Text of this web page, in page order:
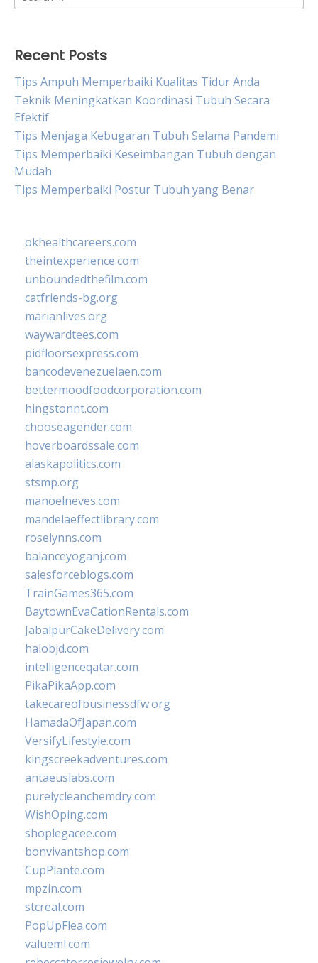
for:
Recent Posts
Tips Ampuh Memperbaiki Kualitas Tidur Anda
Teknik Meningkatkan Koordinasi Tubuh Secara
Efektif
Tips Menjaga Kebugaran Tubuh Selama Pandemi
Tips Memperbaiki Keseimbangan Tubuh dengan
Mudah
Tips Memperbaiki Postur Tubuh yang Benar
okhealthcareers.com
theintexperience.com
unboundedthefilm.com
catfriends-bg.org
marianlives.org
waywardtees.com
pidfloorsexpress.com
bancodevenezuelaen.com
bettermoodfoodcorporation.com
hingstonnt.com
chooseagender.com
hoverboardssale.com
alaskapolitics.com
stsmp.org
manoelneves.com
mandelaeffectlibrary.com
roselynns.com
balanceyoganj.com
salesforceblogs.com
TrainGames365.com
BaytownEvaCationRentals.com
JabalpurCakeDelivery.com
halobjd.com
intelligenceqatar.com
PikaPikaApp.com
takecareofbusinessdfw.org
HamadaOfJapan.com
VersifyLifestyle.com
kingscreekadventures.com
antaeuslabs.com
purelycleanchemdry.com
WishOping.com
shoplegacee.com
bonvivantshop.com
CupPlante.com
mpzin.com
stcreal.com
PopUpFlea.com
valueml.com